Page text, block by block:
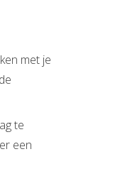
met je
te
een